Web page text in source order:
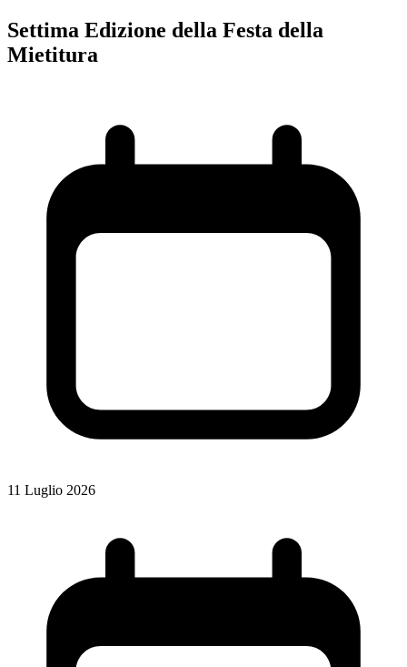
Settima Edizione della Festa della
Mietitura
11 Luglio 2026